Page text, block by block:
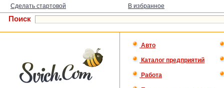
Сделать стартовой В избранное
Поиск
Авто
Каталог предприятий
Работа